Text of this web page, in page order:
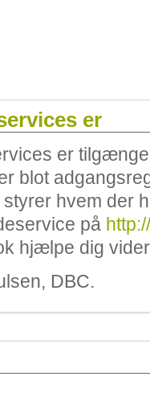
er
er
blot
hvem der
på
hjælpe dig
DBC.